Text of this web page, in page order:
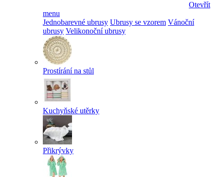
Otevřít
menu
Jednobarevné ubrusy Ubrusy se vzorem Vánoční
ubrusy Velikonoční ubrusy
Prostírání na stůl
Kuchyňské utěrky
Přikrývky